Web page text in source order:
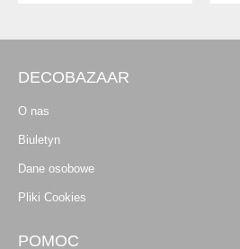
DECOBAZAAR
O nas
Biuletyn
Dane osobowe
Pliki Cookies
POMOC